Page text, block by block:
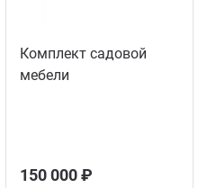
Комплект садовой
мебели
150 000 ₽